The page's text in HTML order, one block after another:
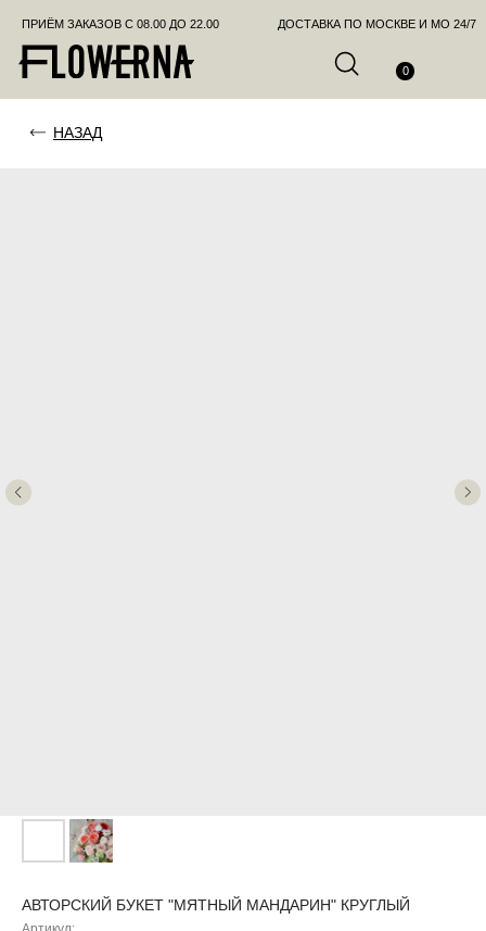
ПРИЁМ ЗАКАЗОВ С 08.00 ДО 22.00
АВТОРСКИЙ БУКЕТ "МЯТНЫЙ МАНДАРИН" КРУГЛЫЙ